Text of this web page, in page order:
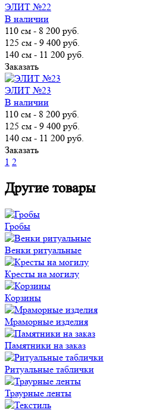
ЭЛИТ №22
В наличии
110 см - 8 200 руб.
125 см - 9 400 руб.
140 см - 11 200 руб.
Заказать
ЭЛИТ №23
В наличии
110 см - 8 200 руб.
125 см - 9 400 руб.
140 см - 11 200 руб.
Заказать
1 2
Другие товары
Гробы
Венки ритуальные
Кресты на могилу
Корзины
Мраморные изделия
Памятники на заказ
Ритуальные таблички
Траурные ленты